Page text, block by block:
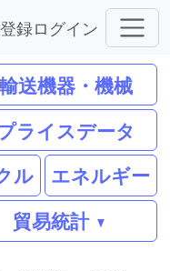
録ログイン
輸送機器・機械
ライスデータ
ル
エネルギー
貿易統計